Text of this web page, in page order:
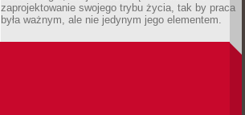
zaprojektowanie swojego trybu życia, tak by praca
była ważnym, ale nie jedynym jego elementem.